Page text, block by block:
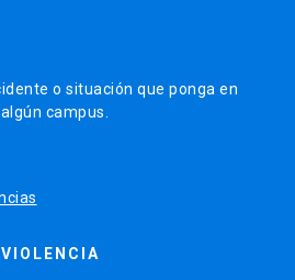
o situación que ponga en
campus.